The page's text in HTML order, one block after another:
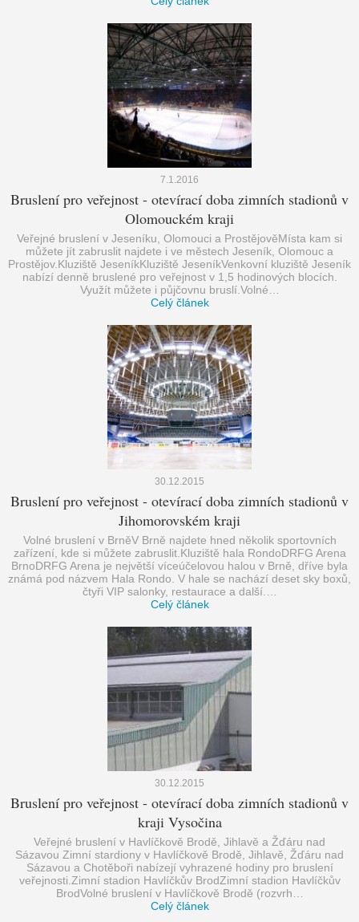
7.1.2016
Bruslení pro veřejnost - otevírací doba zimních stadionů v
Olomouckém kraji
Veřejné bruslení v Jeseníku, Olomouci a ProstějověMísta kam si
můžete jít zabruslit najdete i ve městech Jeseník, Olomouc a
Prostějov.Kluziště JeseníkKluziště JeseníkVenkovní kluziště Jeseník
nabízí denně bruslené pro veřejnost v 1,5 hodinových blocích.
Využít můžete i půjčovnu bruslí.Volné…
Celý článek
30.12.2015
Bruslení pro veřejnost - otevírací doba zimních stadionů v
Jihomorovském kraji
Volné bruslení v BrněV Brně najdete hned několik sportovních
zařízení, kde si můžete zabruslit.Kluziště hala RondoDRFG Arena
BrnoDRFG Arena je největší víceúčelovou halou v Brně, dříve byla
známá pod názvem Hala Rondo. V hale se nachází deset sky boxů,
čtyři VIP salonky, restaurace a další.…
Celý článek
30.12.2015
Bruslení pro veřejnost - otevírací doba zimních stadionů v
kraji Vysočina
Veřejné bruslení v Havlíčkově Brodě, Jihlavě a Žďáru nad
Sázavou Zimní stardiony v Havlíčkově Brodě, Jihlavě, Žďáru nad
Sázavou a Chotěboři nabízejí vyhrazené hodiny pro bruslení
veřejnosti.Zimní stadion Havlíčkův BrodZimní stadion Havlíčkův
BrodVolné bruslení v Havlíčkově Brodě (rozvrh…
Celý článek